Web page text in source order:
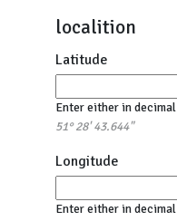
localition
Latitude
Enter either in decimal
51° 28' 43.644"
Longitude
Enter either in decimal